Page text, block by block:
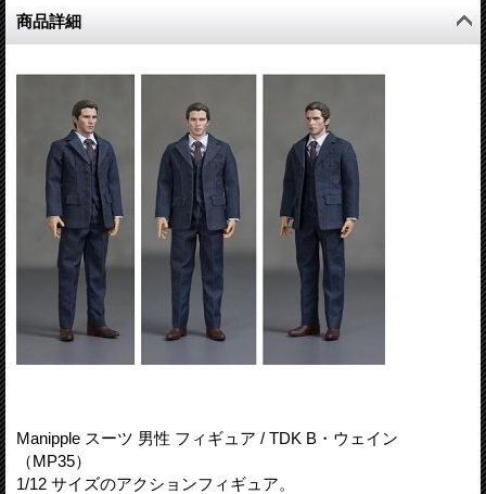
商品詳細
Manipple スーツ 男性 フィギュア / TDK B・ウェイン
（MP35）
1/12 サイズのアクションフィギュア。